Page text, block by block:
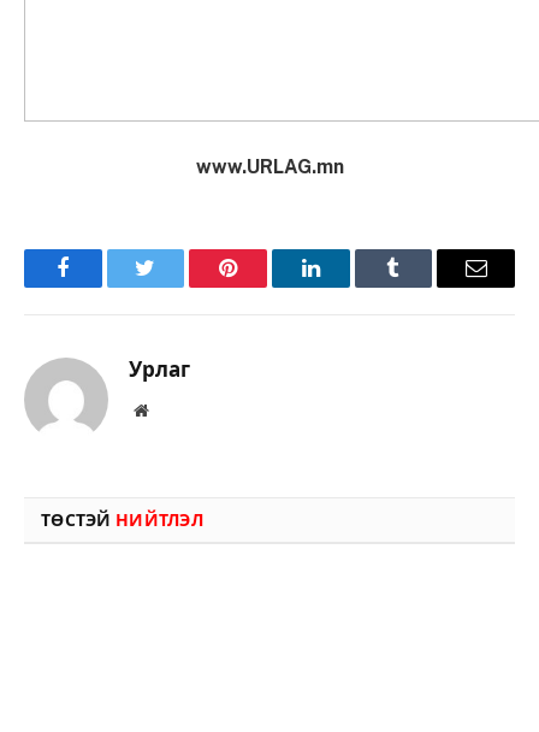
www.URLAG.mn
FacebookTwitter Pinterest LinkedInTumblr Имэйл
Урлаг
Вэбсайт
ТӨСТЭЙ НИЙТЛЭЛ